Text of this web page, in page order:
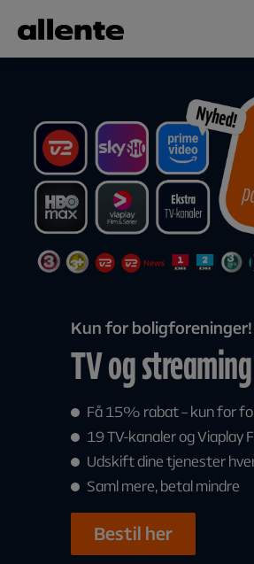
Kun for boligforeninger!
TV og streaming
Få 15% rabat – kun for
19 TV-kanaler og Viaplay
Udskift dine tjenester
Saml mere, betal mindre
Bestil her